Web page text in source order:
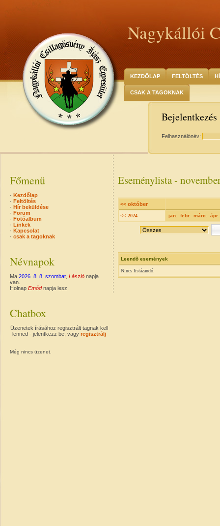
Nagykállói
KEZDŐLAP FELTÖLTÉS
CSAK A TAGOKNAK
Bejelentkezés
Felhasználónév:
Főmenü
· Kezdőlap
· Feltöltés
· Hír beküldése
· Forum
· Fotóalbum
· Linkek
· Kapcsolat
· csak a tagoknak
Névnapok
Ma 2026. 8. 8, szombat László napja
van.
Holnap Emődnapja lesz.
Chatbox
Üzenetek írásához regisztrált tagnak kell
lenned - jelentkezz be, vagy regisztrálj
Még nincs üzenet.
Eseménylista -
<< október
<< 2024 jan. febr. márc. ápr.
Leendõ események
Nincs listázandó.